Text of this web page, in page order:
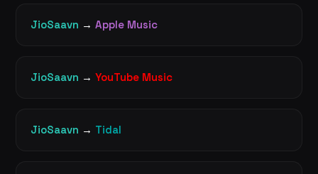
JioSaavn → Apple Music
JioSaavn → YouTube Music
JioSaavn → Tidal